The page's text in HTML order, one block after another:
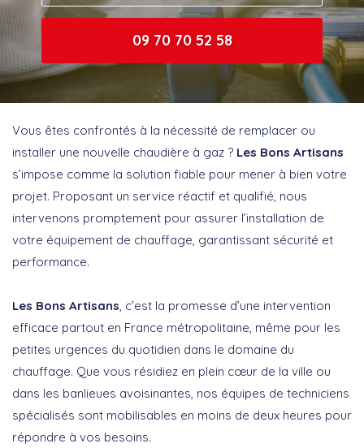
09 70 70 52 58
Vous êtes confrontés à la nécessité de remplacer ou
installer une nouvelle chaudière à gaz ? Les Bons Artisans
s’impose comme la solution fiable pour mener à bien votre
projet. Proposant un service réactif et qualifié, nous
intervenons promptement pour assurer l’installation de
votre équipement de chauffage, garantissant sécurité et
performance.
Les Bons Artisans , c’est la promesse d’une intervention
efficace partout en France métropolitaine, même pour les
petites urgences du quotidien dans le domaine du
chauffage. Que vous résidiez en plein cœur de la ville ou
dans les banlieues avoisinantes, nos équipes de techniciens
spécialisés sont mobilisables en moins de deux heures pour
répondre à vos besoins.